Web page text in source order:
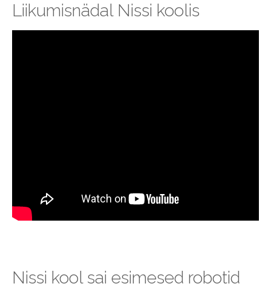
Liikumisnädal Nissi koolis
Nissi kool sai esimesed robotid